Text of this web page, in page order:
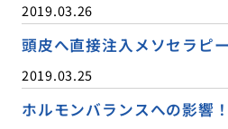
2019.03.26
頭皮へ直接注入メソセラピ
2019.03.25
ホルモンバランスへの影響